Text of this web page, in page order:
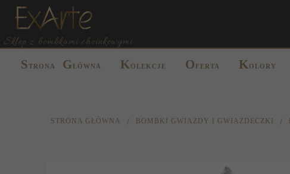
Sklep z bombkami choinkowymi
STRONA GŁÓWNA K OLEKCJE O FERTA K OLORY
STRONA GŁÓWNA BOMBKI GWIAZDY I GWIAZDECZKI